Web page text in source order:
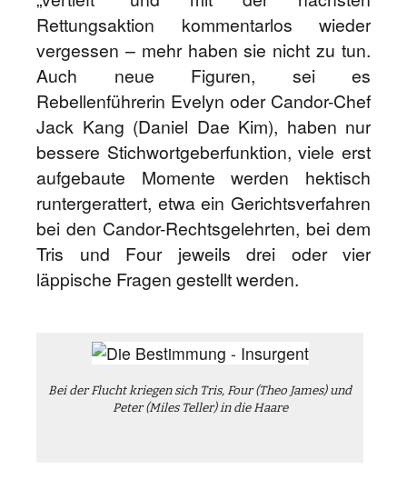
Rettungsaktion kommentarlos wieder
vergessen – mehr haben sie nicht zu tun.
Auch neue Figuren, sei es
Rebellenführerin Evelyn oder Candor-Chef
Jack Kang (Daniel Dae Kim), haben nur
bessere Stichwortgeberfunktion, viele erst
aufgebaute Momente werden hektisch
runtergerattert, etwa ein Gerichtsverfahren
bei den Candor-Rechtsgelehrten, bei dem
Tris und Four jeweils drei oder vier
läppische Fragen gestellt werden.
Bei der Flucht kriegen sich Tris, Four (Theo James) und
Peter (Miles Teller) in die Haare